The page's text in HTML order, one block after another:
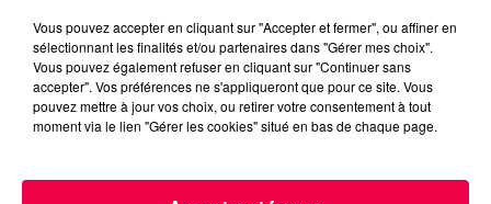
podcasts/2022/12/Le-jeu-de-lanniversaire-du-lundi-
05-decembre.mp3
Vous pouvez accepter en cliquant sur "Accepter et fermer", ou affiner en
sélectionnant les finalités et/ou partenaires dans "Gérer mes choix".
Vous pouvez également refuser en cliquant sur "Continuer sans
accepter". Vos préférences ne s'appliqueront que pour ce site. Vous
pouvez mettre à jour vos choix, ou retirer votre consentement à tout
moment via le lien "Gérer les cookies" situé en bas de chaque page.